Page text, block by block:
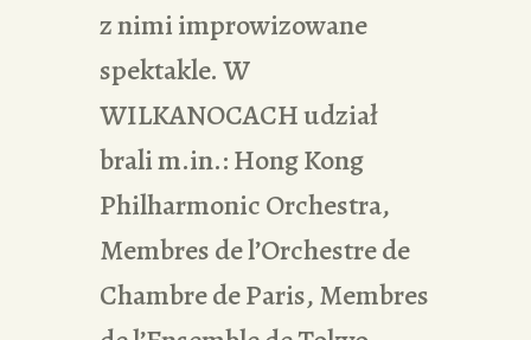
z nimi improwizowane
spektakle. W
WILKANOCACH udział
brali m.in.: Hong Kong
Philharmonic Orchestra,
Membres de l’Orchestre de
Chambre de Paris, Membres